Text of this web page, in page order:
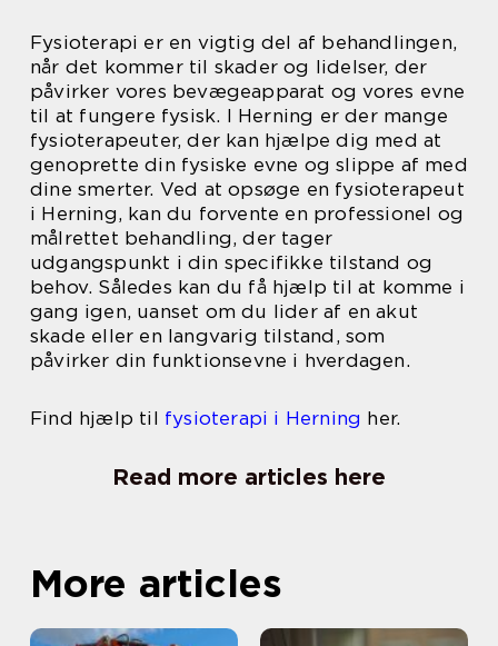
Fysioterapi er en vigtig del af behandlingen,
når det kommer til skader og lidelser, der
påvirker vores bevægeapparat og vores evne
til at fungere fysisk. I Herning er der mange
fysioterapeuter, der kan hjælpe dig med at
genoprette din fysiske evne og slippe af med
dine smerter. Ved at opsøge en fysioterapeut
i Herning, kan du forvente en professionel og
målrettet behandling, der tager
udgangspunkt i din specifikke tilstand og
behov. Således kan du få hjælp til at komme i
gang igen, uanset om du lider af en akut
skade eller en langvarig tilstand, som
påvirker din funktionsevne i hverdagen.
Find hjælp til fysioterapi i Herning her.
Read more articles here
More articles